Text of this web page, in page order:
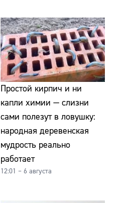
Простой кирпич и ни
капли химии — слизни
сами полезут в ловушку:
народная деревенская
мудрость реально
работает
12:01 – 6 августа